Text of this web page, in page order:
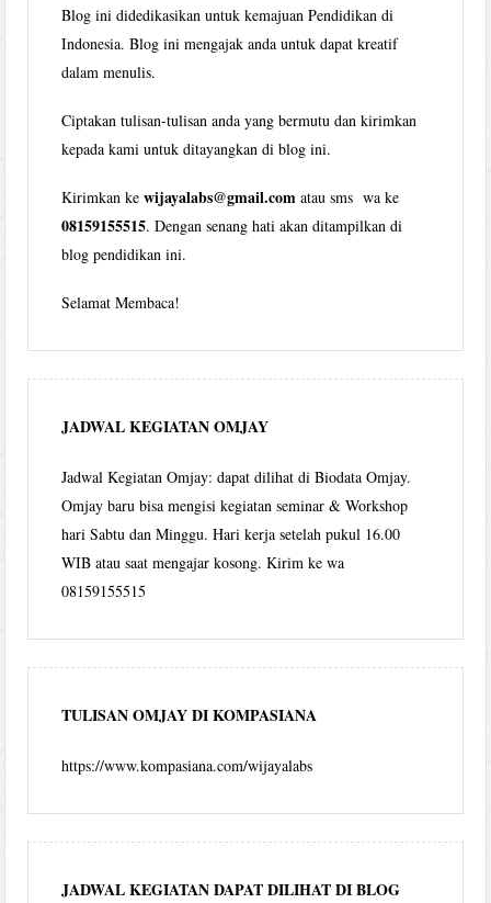
Blog ini didedikasikan untuk kemajuan Pendidikan di
Indonesia. Blog ini mengajak anda untuk dapat kreatif
dalam menulis.
Ciptakan tulisan-tulisan anda yang bermutu dan kirimkan
kepada kami untuk ditayangkan di blog ini.
Kirimkan kewijayalabs@gmail.com atau sms wa ke
08159155515. Dengan senang hati akan ditampilkan di
blog pendidikan ini.
Selamat Membaca!
JADWAL KEGIATAN OMJAY
Jadwal Kegiatan Omjay: dapat dilihat di Biodata Omjay.
Omjay baru bisa mengisi kegiatan seminar & Workshop
hari Sabtu dan Minggu. Hari kerja setelah pukul 16.00
WIB atau saat mengajar kosong. Kirim ke wa
08159155515
TULISAN OMJAY DI KOMPASIANA
https://www.kompasiana.com/wijayalabs
JADWAL KEGIATAN DAPAT DILIHAT DI BLOG